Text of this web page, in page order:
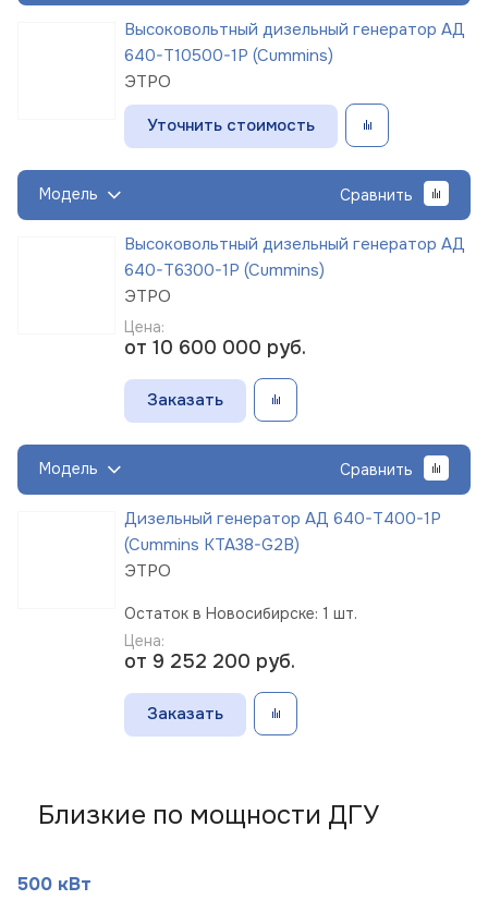
Высоковольтный дизельный генератор АД
640-Т10500-1Р (Cummins)
ЭТРО
Уточнить стоимость
Модель Сравнить
Высоковольтный дизельный генератор АД
640-Т6300-1Р (Cummins)
ЭТРО
Цена:
от 10 600 000 руб.
Заказать
Модель Сравнить
Дизельный генератор АД 640-Т400-1Р
(Cummins KTA38-G2B)
ЭТРО
Остаток в Новосибирске: 1 шт.
Цена:
от 9 252 200 руб.
Заказать
Близкие по мощности ДГУ
500 кВт